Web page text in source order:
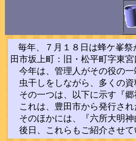
毎年、７月１８日は蜂ケ峯
田市坂上町：旧・松平町字東宮
今年は、管理人がその役の
虫干しをしながら、多くの資
その一つは、以下に示す『郷
これは、豊田市から発行され
そのほかには、『六所大明
後日、これらもご紹介さ